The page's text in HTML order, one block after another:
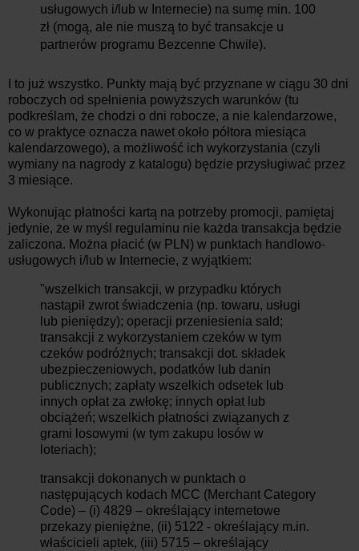
usługowych i/lub w Internecie) na sumę min. 100
zł (mogą, ale nie muszą to być transakcje u
partnerów programu Bezcenne Chwile).
I to już wszystko. Punkty mają być przyznane w ciągu 30 dni
roboczych od spełnienia powyższych warunków (tu
podkreślam, że chodzi o dni robocze, a nie kalendarzowe,
co w praktyce oznacza nawet około półtora miesiąca
kalendarzowego), a możliwość ich wykorzystania (czyli
wymiany na nagrody z katalogu) będzie przysługiwać przez
3 miesiące.
Wykonując płatności kartą na potrzeby promocji, pamiętaj
jedynie, że w myśl regulaminu nie każda transakcja będzie
zaliczona. Można płacić (w PLN) w punktach handlowo-
usługowych i/lub w Internecie, z wyjątkiem:
"wszelkich transakcji, w przypadku których
nastąpił zwrot świadczenia (np. towaru, usługi
lub pieniędzy); operacji przeniesienia sald;
transakcji z wykorzystaniem czeków w tym
czeków podróżnych; transakcji dot. składek
ubezpieczeniowych, podatków lub danin
publicznych; zapłaty wszelkich odsetek lub
innych opłat za zwłokę; innych opłat lub
obciążeń; wszelkich płatności związanych z
grami losowymi (w tym zakupu losów w
loteriach);
transakcji dokonanych w punktach o
następujących kodach MCC (Merchant Category
Code) – (i) 4829 – określający internetowe
przekazy pieniężne, (ii) 5122 - określający m.in.
właścicieli aptek, (iii) 5715 – określający